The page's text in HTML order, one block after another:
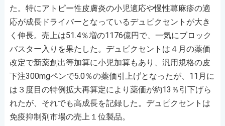
た。特にアトピー性皮膚炎の小児適応や慢性蕁麻疹の適
応が成長ドライバーとなっているデュピクセントが大き
く伸長。売上は51.4％増の1176億円で、一気にブロック
バスター入りを果たした。デュピクセントは４月の薬価
改定で新薬創出等加算に小児加算もあり、汎用規格の皮
下注300mgペンで5.0％の薬価引上げとなったが、11月に
は３度目の特例拡大再算定により薬価が約13％引下げら
れたが、それでも高成長を記録した。デュピクセントは
免疫抑制剤市場の売上１位製品。